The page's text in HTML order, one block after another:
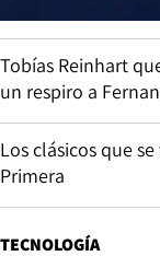
Tobías Reinhart
un respiro a
Los clásicos que
Primera
TECNOLOGÍA